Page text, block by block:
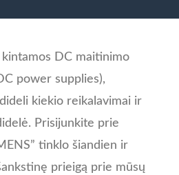
DC maitinimo
power supplies),
kiekio reikalavimai ir
Prisijunkite prie
tinklo šiandien ir
prieigą prie mūsų